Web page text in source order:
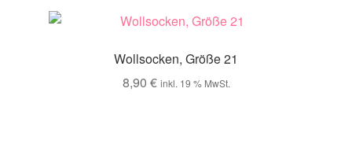
Wollsocken, Größe 21
8,90 € inkl. 19 % MwSt.